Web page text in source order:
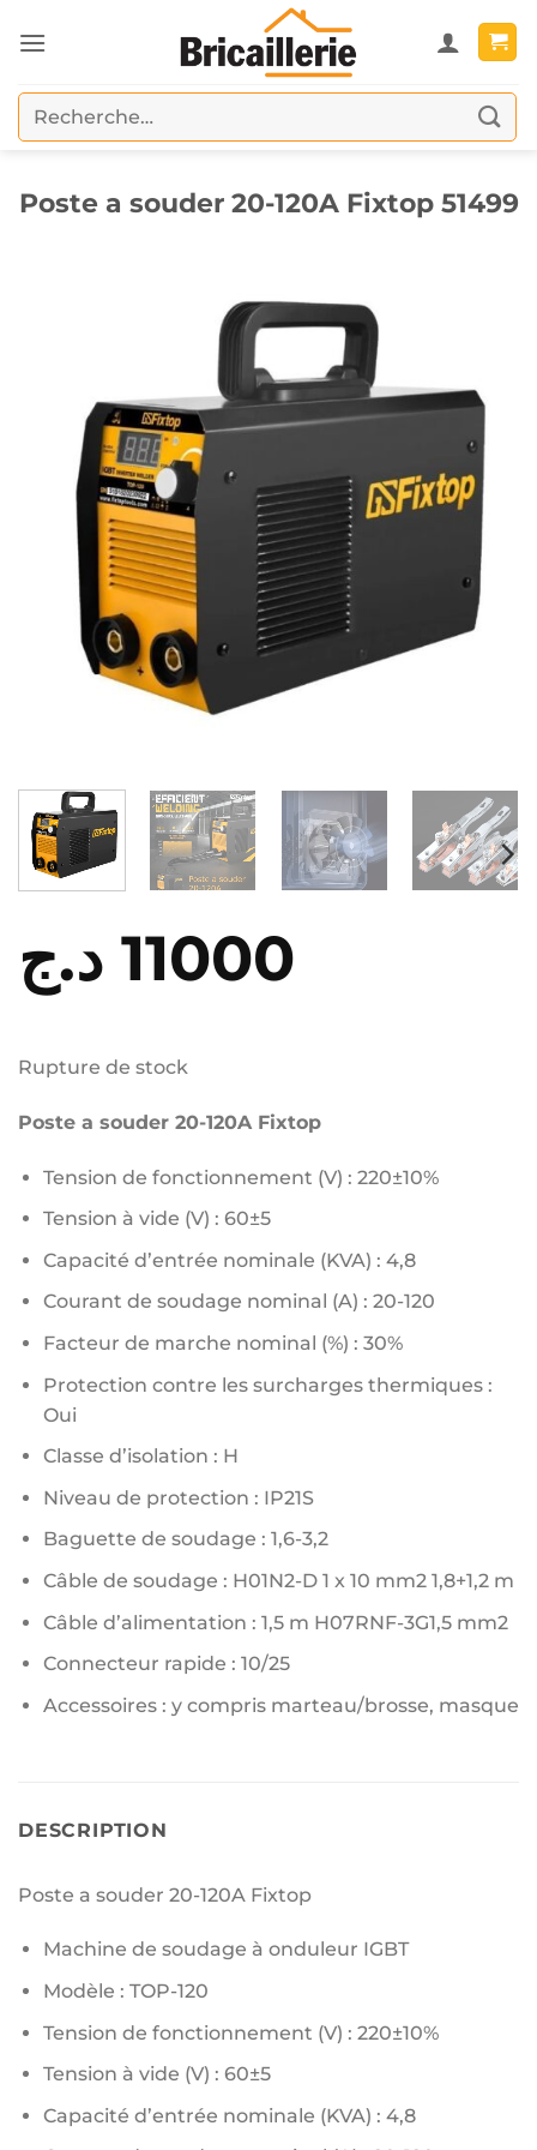
au
Recherche
pour :
Poste a souder 20-120A Fixtop 51499
11000 د.ج
Rupture de stock
Poste a souder 20-120A Fixtop
Tension de fonctionnement (V) : 220±10%
Tension à vide (V) : 60±5
Capacité d’entrée nominale (KVA) : 4,8
Courant de soudage nominal (A) : 20-120
Facteur de marche nominal (%) : 30%
Protection contre les surcharges thermiques :
Oui
Classe d’isolation : H
Niveau de protection : IP21S
Baguette de soudage : 1,6-3,2
Câble de soudage : H01N2-D 1 x 10 mm2 1,8+1,2 m
Câble d’alimentation : 1,5 m H07RNF-3G1,5 mm2
Connecteur rapide : 10/25
Accessoires : y compris marteau/brosse, masque
DESCRIPTION
Poste a souder 20-120A Fixtop
Machine de soudage à onduleur IGBT
Modèle : TOP-120
Tension de fonctionnement (V) : 220±10%
Tension à vide (V) : 60±5
Capacité d’entrée nominale (KVA) : 4,8